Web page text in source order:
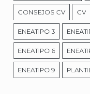
CONSEJOS CV CV
ENEATIPO 3
ENEATIPO 6
ENEATIPO 9